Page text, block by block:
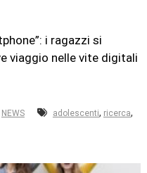
i ragazzi si
viaggio nelle vite digitali
NEWS adolescenti, ricerca,